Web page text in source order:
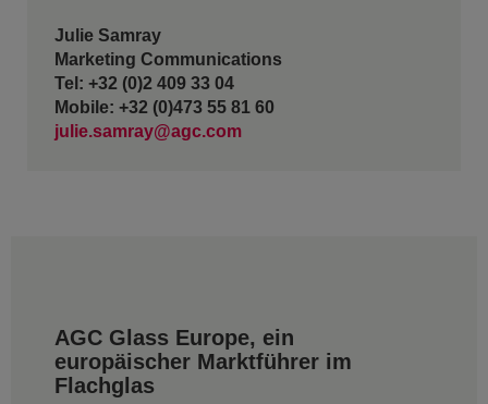
Julie Samray
Marketing Communications
Tel: +32 (0)2 409 33 04
Mobile: +32 (0)473 55 81 60
julie.samray@agc.com
AGC Glass Europe, ein
europäischer Marktführer im
Flachglas